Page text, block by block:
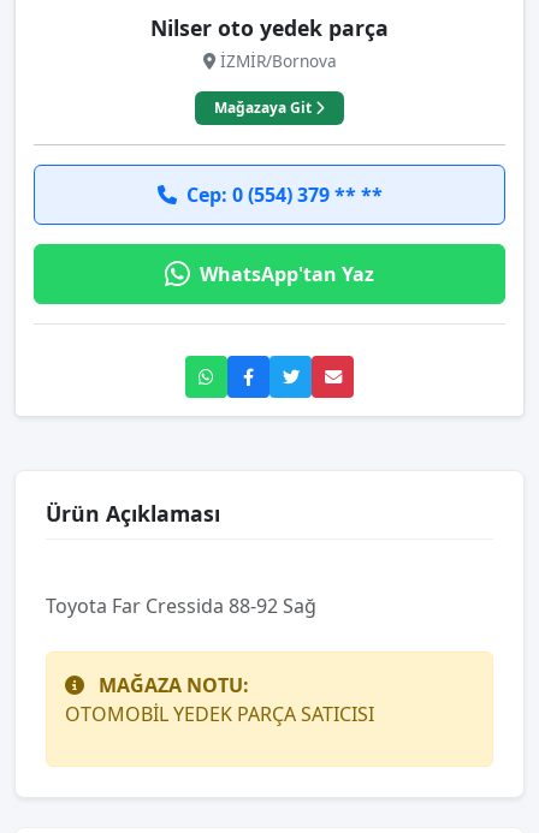
Nilser oto yedek parça
İZMİR/Bornova
Mağazaya Git
Cep: 0 (554) 379 ** **
WhatsApp'tan Yaz
Ürün Açıklaması
Toyota Far Cressida 88-92 Sağ
MAĞAZA NOTU:
OTOMOBİL YEDEK PARÇA SATICISI